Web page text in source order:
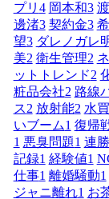
プリ 4 岡本和3 渡
邊渚3 契約金3 希
望3 ダレノガレ
美2 衛生管理2 ネ
ットトレンド2
粧品会社2 路線
ス2 放射能2 水買
いブーム1 復帰
1 悪臭問題1 連勝
記録1 経験値1
仕事1 離婚騒動1
ジャニ離れ1 お